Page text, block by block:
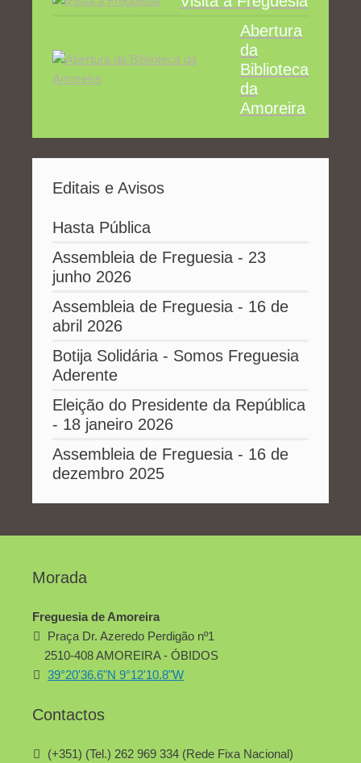
Abertura
da
Biblioteca
da
Amoreira
Editais e Avisos
Hasta Pública
Assembleia de Freguesia - 23
junho 2026
Assembleia de Freguesia - 16 de
abril 2026
Botija Solidária - Somos Freguesia
Aderente
Eleição do Presidente da República
- 18 janeiro 2026
Assembleia de Freguesia - 16 de
dezembro 2025
Morada
Freguesia de Amoreira
Praça Dr. Azeredo Perdigão nº1
2510-408 AMOREIRA - ÓBIDOS
39°20'36.6"N 9°12'10.8"W
Contactos
(+351) (Tel.) 262 969 334 (Rede Fixa Nacional)